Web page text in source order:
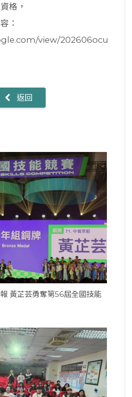
格，
：
view/202606ocu
返回
黃芷芸勇奪第56屆全國技能